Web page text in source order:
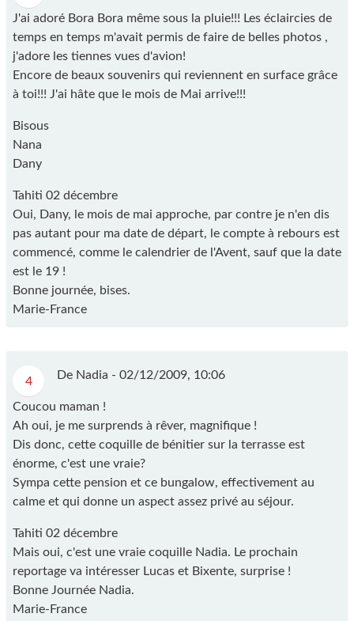
J'ai adoré Bora Bora même sous la pluie!!! Les éclaircies de
temps en temps m'avait permis de faire de belles photos ,
j'adore les tiennes vues d'avion!
Encore de beaux souvenirs qui reviennent en surface grâce
à toi!!! J'ai hâte que le mois de Mai arrive!!!
Bisous
Nana
Dany
Tahiti 02 décembre
Oui, Dany, le mois de mai approche, par contre je n'en dis
pas autant pour ma date de départ, le compte à rebours est
commencé, comme le calendrier de l'Avent, sauf que la date
est le 19 !
Bonne journée, bises.
Marie-France
4 De Nadia - 02/12/2009, 10:06
Coucou maman !
Ah oui, je me surprends à rêver, magnifique !
Dis donc, cette coquille de bénitier sur la terrasse est
énorme, c'est une vraie?
Sympa cette pension et ce bungalow, effectivement au
calme et qui donne un aspect assez privé au séjour.
Tahiti 02 décembre
Mais oui, c'est une vraie coquille Nadia. Le prochain
reportage va intéresser Lucas et Bixente, surprise !
Bonne Journée Nadia.
Marie-France